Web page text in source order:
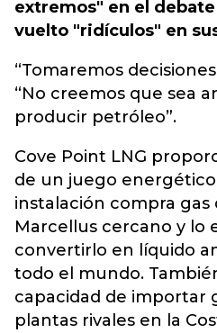
extremos" en el
vuelto "ridículos" en
“Tomaremos
“No creemos que sea
producir petróleo”.
Cove Point LNG
de un juego energético
instalación compra gas
Marcellus cercano y lo
convertirlo en líquido
todo el mundo.
capacidad de importar
plantas rivales en la